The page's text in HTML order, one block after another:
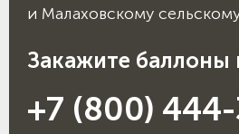
и Малаховскому
Закажите баллоны
+7 (800)